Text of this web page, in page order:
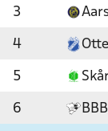
3
4
5
6